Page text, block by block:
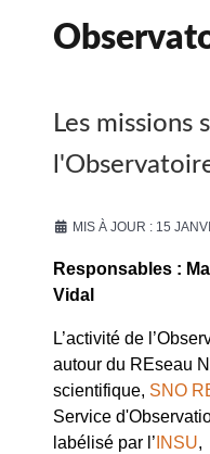
Les missions
MIS À JOUR : 15
Responsables :
Vidal
L’activité de
autour du REseau
scientifique, SNO
Service
labélisé par l’ INSU,